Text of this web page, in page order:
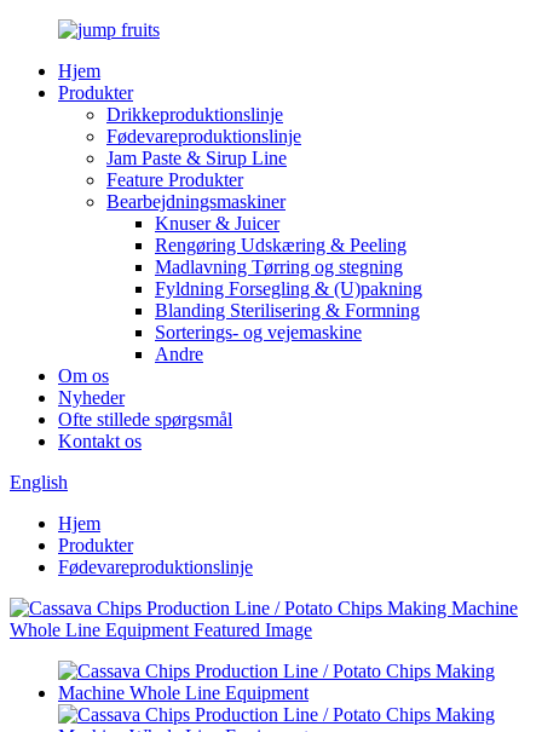
Hjem
Produkter
Drikkeproduktionslinje
Fødevareproduktionslinje
Jam Paste & Sirup Line
Feature Produkter
Bearbejdningsmaskiner
Knuser & Juicer
Rengøring Udskæring & Peeling
Madlavning Tørring og stegning
Fyldning Forsegling & (U)pakning
Blanding Sterilisering & Formning
Sorterings- og vejemaskine
Andre
Om os
Nyheder
Ofte stillede spørgsmål
Kontakt os
English
Hjem
Produkter
Fødevareproduktionslinje